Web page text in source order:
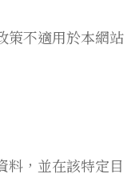
策不適用於本網站
料，並在該特定目